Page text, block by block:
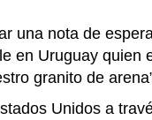
una nota de
en Uruguay quien
granito de
Unidos a